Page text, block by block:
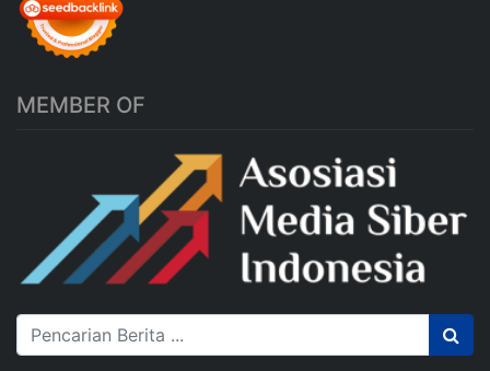
MEMBER OF